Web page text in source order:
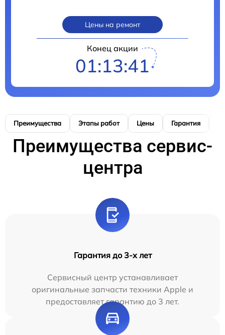
Цены на ремонт
Конец акции
01:13:39
Преимущества Этапы работ Цены Гарантия
Преимущества сервис-
центра
Гарантия до 3-х лет
Сервисный центр устанавливает
оригинальные запчасти техники Apple и
предоставляет гарантию до 3 лет.